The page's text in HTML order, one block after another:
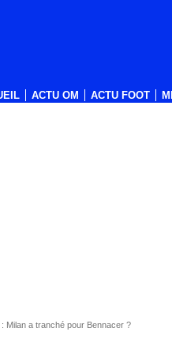
ACTU OM ACTU FOOT
Milan a tranché pour Bennacer ?